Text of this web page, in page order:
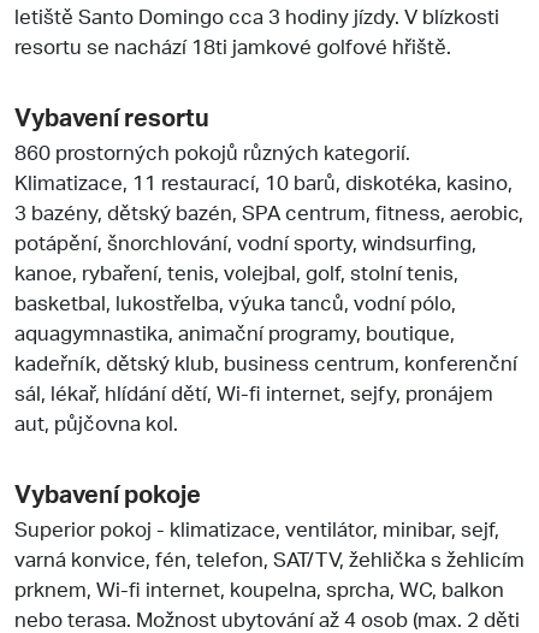
letiště Santo Domingo cca 3 hodiny jízdy. V blízkosti
resortu se nachází 18ti jamkové golfové hřiště.
Vybavení resortu
860 prostorných pokojů různých kategorií.
Klimatizace, 11 restaurací, 10 barů, diskotéka, kasino,
3 bazény, dětský bazén, SPA centrum, fitness, aerobic,
potápění, šnorchlování, vodní sporty, windsurfing,
kanoe, rybaření, tenis, volejbal, golf, stolní tenis,
basketbal, lukostřelba, výuka tanců, vodní pólo,
aquagymnastika, animační programy, boutique,
kadeřník, dětský klub, business centrum, konferenční
sál, lékař, hlídání dětí, Wi-fi internet, sejfy, pronájem
aut, půjčovna kol.
Vybavení pokoje
Superior pokoj - klimatizace, ventilátor, minibar, sejf,
varná konvice, fén, telefon, SAT/TV, žehlička s žehlicím
prknem, Wi-fi internet, koupelna, sprcha, WC, balkon
nebo terasa. Možnost ubytování až 4 osob (max. 2 děti